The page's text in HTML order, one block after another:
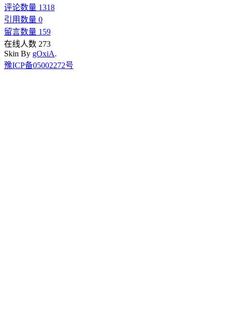
评论数量 1318
引用数量 0
留言数量 159
在线人数 273
Skin By gOxiA.
豫ICP备05002272号